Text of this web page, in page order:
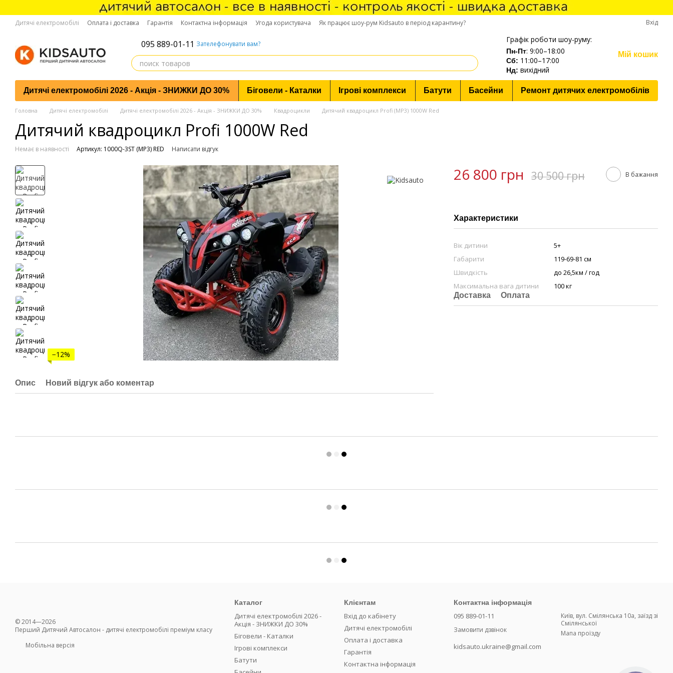
Перейти до основного контенту
Дитячі електромобілі Оплата і доставка Гарантія Контактна інформація Угода користувача Як працює шоу-рум Kidsauto в період карантину? Вхід
095 889-01-11 Зателефонувати вам? Графік роботи шоу-руму:
Пн-Пт: 9:00–18:00
Cб: 11:00–17:00
Нд: вихідний
Мій кошик
Дитячі електромобілі 2026 - Акція - ЗНИЖКИ ДО 30% Біговели - Каталки Ігрові комплекси Батути Басейни Ремонт дитячих електромобілів
Головна Дитячі електромобілі Дитячі електромобілі 2026 - Акція - ЗНИЖКИ ДО 30% Квадроцикли Дитячий квадроцикл Profi (MP3) 1000W Red
Дитячий квадроцикл Profi 1000W Red
Немає в наявності Артикул: 1000Q-3ST (MP3) RED Написати відгук
−12%
Опис Новий відгук або коментар
26 800 грн 30 500 грн В бажання
Характеристики
Вік дитини
5+
Габарити
119-69-81 см
Швидкість
до 26,5км / год
Максимальна вага дитини
100 кг
Доставка Оплата
© 2014—2026
Перший Дитячий Автосалон - дитячі електромобілі преміум класу
Мобільна версія
Каталог
Дитячі електромобілі 2026 -
Акція - ЗНИЖКИ ДО 30%
Біговели - Каталки
Ігрові комплекси
Батути
Клієнтам
Вхід до кабінету
Дитячі електромобілі
Оплата і доставка
Гарантія
Контактна інформація
Контактна інформація
095 889-01-11
Замовити дзвінок
kidsauto.ukraine@gmail.com
Київ, вул. Смілянська 10а, заїзд зі
Смілянської
Мапа проїзду